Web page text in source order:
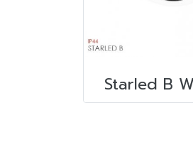
Starled B